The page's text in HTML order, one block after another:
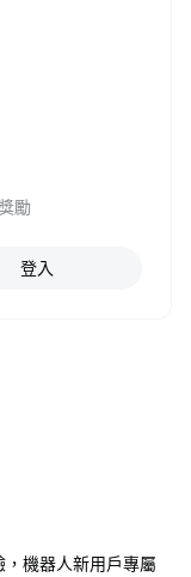
）；福利2的獎
在每期活動結束
商下級帳戶、合
次活動。
得一項活動的獎
一身分信息的多
交易量將不計入
勵
登入
機器人新用戶專屬